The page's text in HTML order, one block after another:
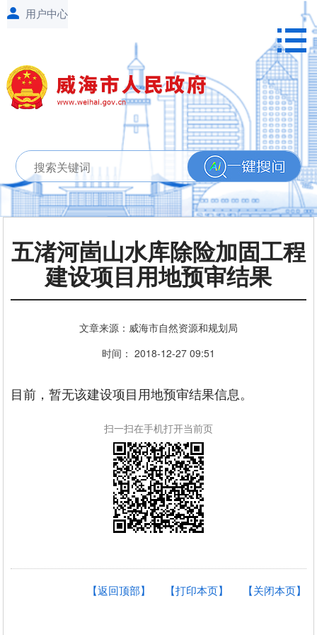
五渚河崮山水库除险加固工程
建设项目用地预审结果
文章来源：威海市自然资源和规划局
时间： 2018-12-27 09:51
目前，暂无该建设项目用地预审结果信息。
扫一扫在手机打开当前页
【关闭本页】
【打印本页】
【返回顶部】